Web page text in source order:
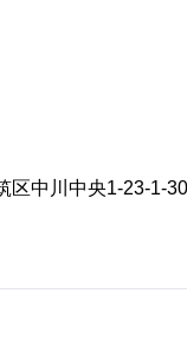
中川中央1-23-1-